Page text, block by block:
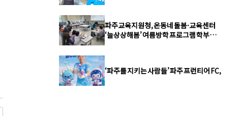
파주교육지원청, 온동네 돌봄·교육센터
‘늘상상해봄’ 여름방학 프로그램 학부모·
‘파주를 지키는 사람들’ 파주 프런티어 FC,